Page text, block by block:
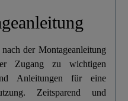
der Montageanleitung
Zugang zu wichtigen
Anleitungen für eine
Zeitsparend und